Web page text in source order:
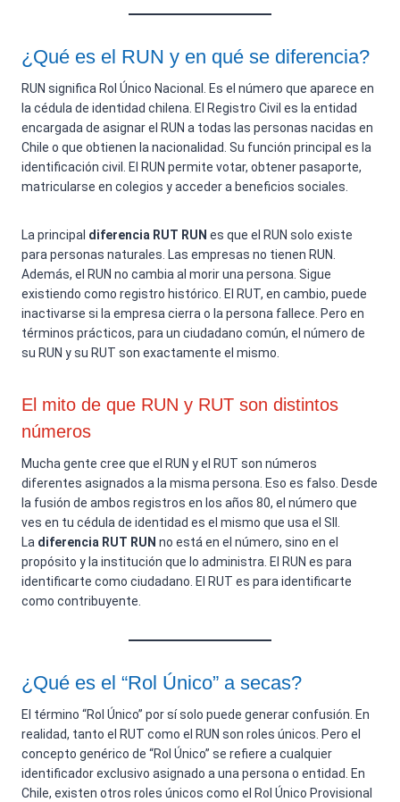
¿Qué es el RUN y en qué se diferencia?
RUN significa Rol Único Nacional. Es el número que aparece en
la cédula de identidad chilena. El Registro Civil es la entidad
encargada de asignar el RUN a todas las personas nacidas en
Chile o que obtienen la nacionalidad. Su función principal es la
identificación civil. El RUN permite votar, obtener pasaporte,
matricularse en colegios y acceder a beneficios sociales.
La principal diferencia RUT RUN es que el RUN solo existe
para personas naturales. Las empresas no tienen RUN.
Además, el RUN no cambia al morir una persona. Sigue
existiendo como registro histórico. El RUT, en cambio, puede
inactivarse si la empresa cierra o la persona fallece. Pero en
términos prácticos, para un ciudadano común, el número de
su RUN y su RUT son exactamente el mismo.
El mito de que RUN y RUT son distintos
números
Mucha gente cree que el RUN y el RUT son números
diferentes asignados a la misma persona. Eso es falso. Desde
la fusión de ambos registros en los años 80, el número que
ves en tu cédula de identidad es el mismo que usa el SII.
La diferencia RUT RUN no está en el número, sino en el
propósito y la institución que lo administra. El RUN es para
identificarte como ciudadano. El RUT es para identificarte
como contribuyente.
¿Qué es el “Rol Único” a secas?
El término “Rol Único” por sí solo puede generar confusión. En
realidad, tanto el RUT como el RUN son roles únicos. Pero el
concepto genérico de “Rol Único” se refiere a cualquier
identificador exclusivo asignado a una persona o entidad. En
Chile, existen otros roles únicos como el Rol Único Provisional